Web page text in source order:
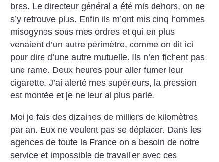
bras. Le directeur général a été mis dehors, on ne
s’y retrouve plus. Enfin ils m’ont mis cinq hommes
misogynes sous mes ordres et qui en plus
venaient d’un autre périmètre, comme on dit ici
pour dire d’une autre mutuelle. Ils n’en fichent pas
une rame. Deux heures pour aller fumer leur
cigarette. J’ai alerté mes supérieurs, la pression
est montée et je ne leur ai plus parlé.
Moi je fais des dizaines de milliers de kilomètres
par an. Eux ne veulent pas se déplacer. Dans les
agences de toute la France on a besoin de notre
service et impossible de travailler avec ces